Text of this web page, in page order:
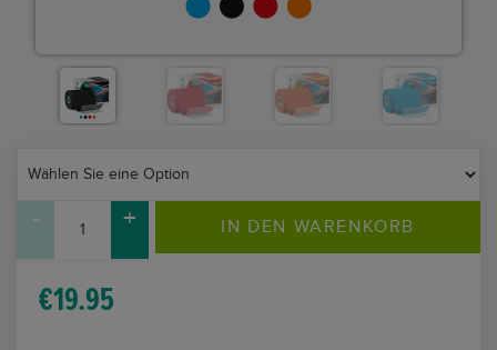
- + IN DEN WARENKORB
€19.95